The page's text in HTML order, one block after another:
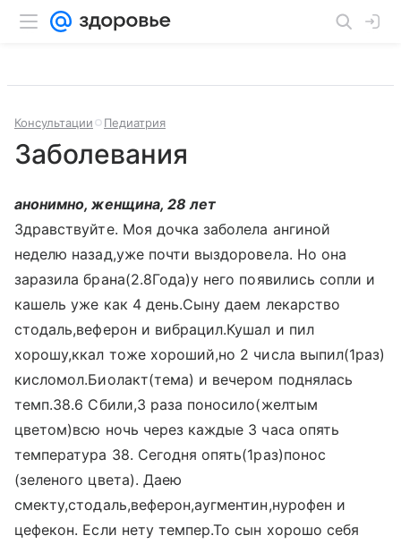
Консультации Педиатрия
Заболевания
анонимно, женщина, 28 лет
Здравствуйте. Моя дочка заболела ангиной
неделю назад,уже почти выздоровела. Но она
заразила брана(2.8Года)у него появились сопли и
кашель уже как 4 день.Сыну даем лекарство
стодаль,веферон и вибрацил.Кушал и пил
хорошу,ккал тоже хороший,но 2 числа выпил(1раз)
кисломол.Биолакт(тема) и вечером поднялась
темп.38.6 Сбили,3 раза поносило(желтым
цветом)всю ночь через каждые 3 часа опять
температура 38. Сегодня опять(1раз)понос
(зеленого цвета). Даею
смекту,стодаль,веферон,аугментин,нурофен и
цефекон. Если нету темпер.То сын хорошо себя